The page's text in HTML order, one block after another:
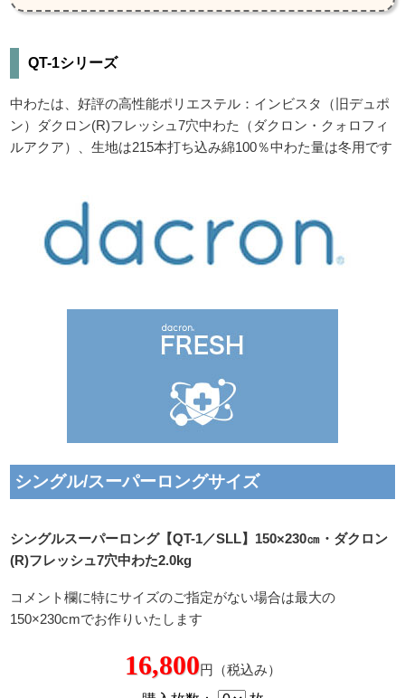
QT-1シリーズ
中わたは、好評の高性能ポリエステル：インビスタ（旧デュポ
ン）ダクロン(R)フレッシュ7穴中わた（ダクロン・クォロフィ
ルアクア）、生地は215本打ち込み綿100％中わた量は冬用です
シングル/スーパーロングサイズ
シングルスーパーロング【QT-1／SLL】150×230㎝・ダクロン
(R)フレッシュ7穴中わた2.0kg
コメント欄に特にサイズのご指定がない場合は最大の
150×230cmでお作りいたします
16,800円（税込み）